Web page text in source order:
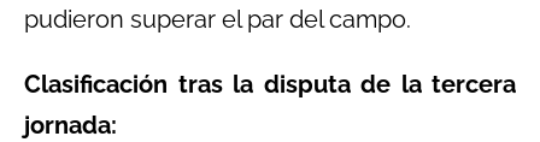
pudieron superar el par del campo.
Clasificación tras la disputa de la tercera
jornada: